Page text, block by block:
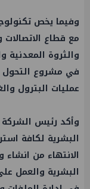
وفيما يخص
مع قطاع الاتصالات
والثروة المعدنية
في مشروع التحول
عمليات البترول
وأكد رئيس الشركة
البشرية لكافة
الانتهاء من انشاء
البشرية والعمل